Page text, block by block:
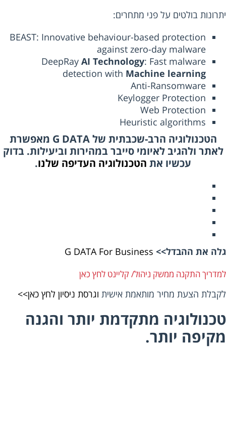
בולטים על פני מתחרים:
BEAST: Innovative behaviour-based protection
against zero-day malware
DeepRayAI Technology: Fast malware
detection withMachine learning
Anti-Ransomware
Keylogger Protection
Web Protection
Heuristic algorithms
הטכנולוגיה הרב-שכבתית של G DATA מאפשרת
ולהגיב לאיומי סייבר במהירות וביעילות. בדוק
עכשיו אתהטכנולוגיה העדיפה שלנו.
את ההבדל>> G DATA For Business
התקנה ממשק ניהול/ קליינטלחץ כאן
הצעת מחיר מותאמת אישיתוגרסת ניסיון לחץ כאן>>
מתקדמת יותר והגנה
יותר.